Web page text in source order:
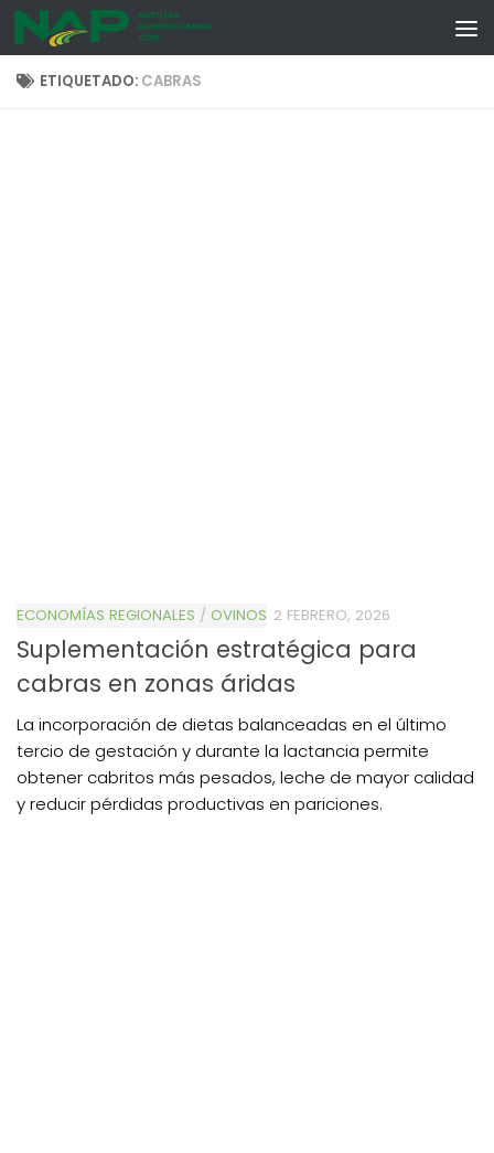
Skip to content
ETIQUETADO: CABRAS
ECONOMÍAS REGIONALES / OVINOS 2 FEBRERO, 2026
Suplementación estratégica para
cabras en zonas áridas
La incorporación de dietas balanceadas en el último
tercio de gestación y durante la lactancia permite
obtener cabritos más pesados, leche de mayor calidad
y reducir pérdidas productivas en pariciones.